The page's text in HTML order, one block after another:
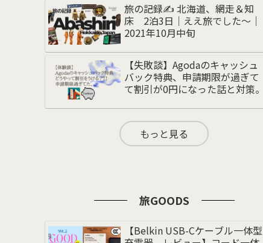
旅の記録✍️ 北海道、網走＆知
床 2泊3日｜ええ旅でした〜｜
2021年10月中旬
【失敗談】Agodaのキャッシュ
バック特典、申請期限が過ぎて
て割引が0円になった話と対策。
もっと見る
旅GOODS
【Belkin USB-Cケーブル一体型